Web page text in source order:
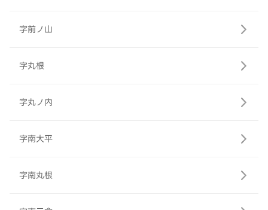
字前ノ山
字丸根
字丸ノ内
字南大平
字南丸根